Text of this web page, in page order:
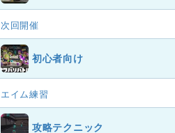
次回開催
初心者向け
エイム練習
攻略テクニック